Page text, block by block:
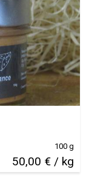
50,00 € / kg
100 g